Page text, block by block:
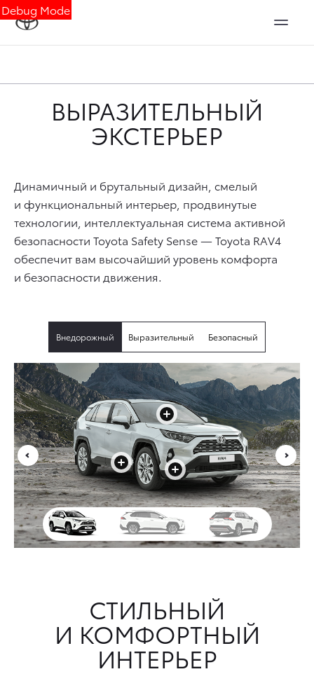
Debug Mode
ВЫРАЗИТЕЛЬНЫЙ
ЭКСТЕРЬЕР
Динамичный и брутальный дизайн, смелый
и функциональный интерьер, продвинутые
технологии, интеллектуальная система активной
безопасности Toyota Safety Sense — Toyota RAV4
обеспечит вам высочайший уровень комфорта
и безопасности движения.
Внедорожный Выразительный Безопасный
+
+
+
СТИЛЬНЫЙ
И КОМФОРТНЫЙ
ИНТЕРЬЕР